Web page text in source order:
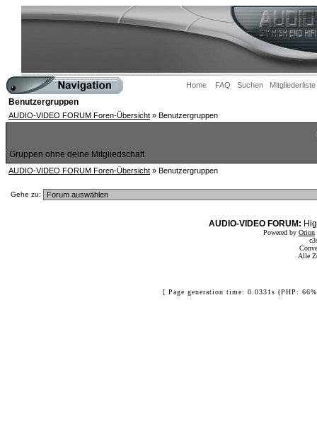
Home FAQ Suchen Mitgliederliste
Benutzergruppen
AUDIO-VIDEO FORUM Foren-Übersicht » Benutzergruppen
Gruppen ohne deine Mitgliedschaft
AUDIO-VIDEO FORUM Foren-Übersicht » Benutzergruppen
Gehe zu:
AUDIO-VIDEO FORUM:
Powered by Orion
Alle
[ Page generation time: 0.0331s (PHP: